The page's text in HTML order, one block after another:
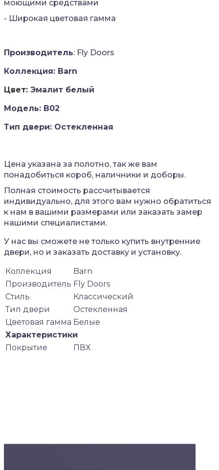
моющими средствами
- Широкая цветовая гамма
Производитель: Fly Doors
Коллекция: Barn
Цвет: Эмалит белый
Модель: B02
Тип двери: Остекленная
Цена указана за полотно, так же вам
понадобиться короб, наличники и доборы.
Полная стоимость рассчитывается
индивидуально, для этого вам нужно обратиться
к нам в вашими размерами или заказать замер
нашими специалистами.
У нас вы сможете не только купить внутренние
двери, но и заказать доставку и установку.
Коллекция
Barn
Производитель Fly Doors
Стиль
Классический
Тип двери
Остекленная
Цветовая гамма Белые
Характеристики
Покрытие
ПВХ